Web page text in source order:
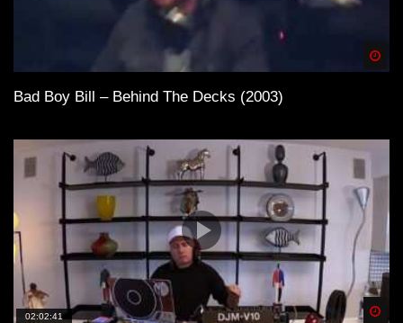
Bad Boy Bill – Behind The Decks (2003)
02:02:41